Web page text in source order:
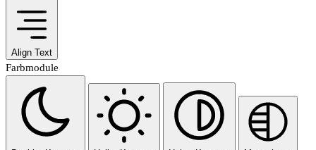
Align Text
Farbmodule